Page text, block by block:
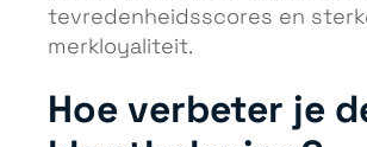
tevredenheidsscores en
merkloyaliteit.
Hoe verbeter je